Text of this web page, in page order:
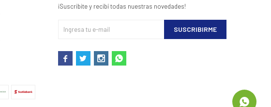
¡Suscribite y recibí todas nuestras novedades!
SUSCRIBIRME
   